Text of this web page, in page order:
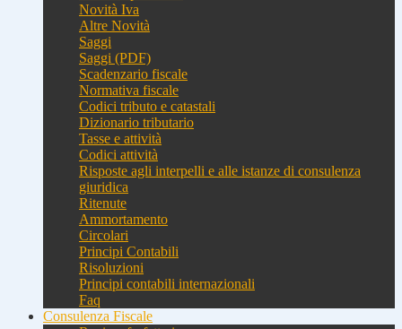
Novità Iva
Altre Novità
Saggi
Saggi (PDF)
Scadenzario fiscale
Normativa fiscale
Codici tributo e catastali
Dizionario tributario
Tasse e attività
Codici attività
Risposte agli interpelli e alle istanze di consulenza
giuridica
Ritenute
Ammortamento
Circolari
Principi Contabili
Risoluzioni
Principi contabili internazionali
Faq
Consulenza Fiscale